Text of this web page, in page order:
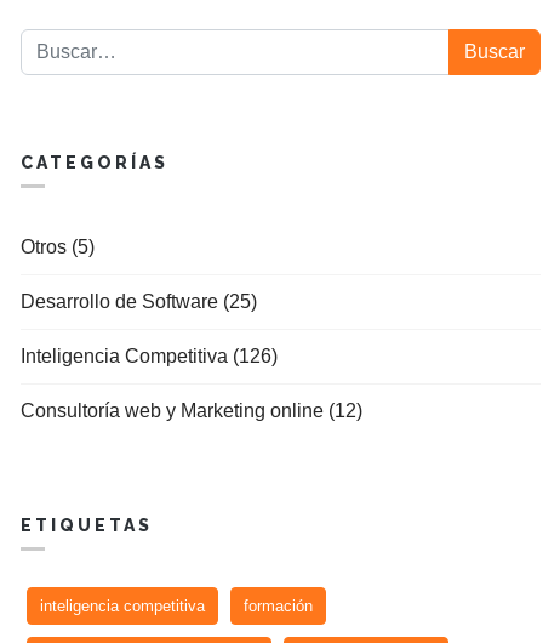
Buscar Buscar
CATEGORÍAS
Otros (5)
Desarrollo de Software (25)
Inteligencia Competitiva (126)
Consultoría web y Marketing online (12)
ETIQUETAS
inteligencia competitiva formación